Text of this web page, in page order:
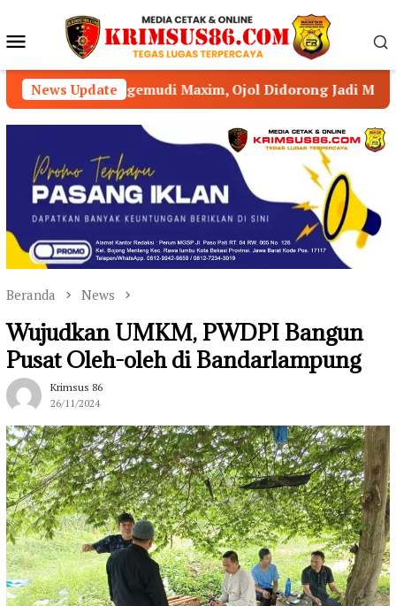
konten Menu
Mobile
News Update
Maxim, Ojol Didorong Jadi Mitra Strategis
Beranda News
Wujudkan UMKM, PWDPI Bangun
Pusat Oleh-oleh di Bandarlampung
Krimsus 86
26/11/2024